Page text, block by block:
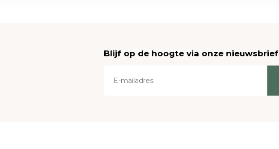
Blijf op de hoogte via onze nieuwsbrief